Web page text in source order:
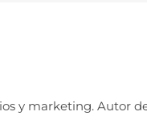
y marketing. Autor